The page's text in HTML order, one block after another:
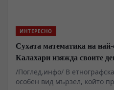
ИНТЕРЕСНО
Сухата математика на
Калахари изяжда своите
/Поглед.инфо/ В
особен вид мързел, който